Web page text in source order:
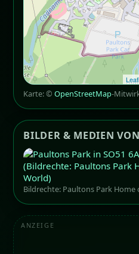
Karte: ©OpenStreetMap-
BILDER & MEDIEN
Bildrechte: Paultons Park Home
ANZEIGE